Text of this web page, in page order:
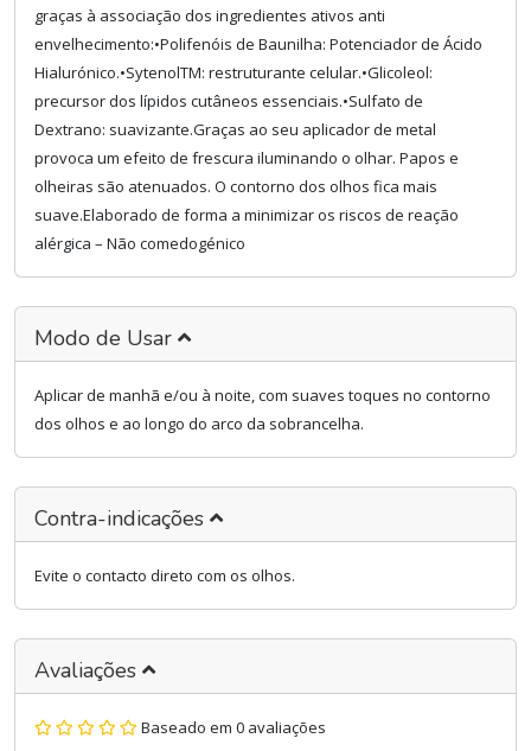
graças à associação dos ingredientes ativos anti
envelhecimento:•Polifenóis de Baunilha: Potenciador de Ácido
Hialurónico.•SytenolTM: restruturante celular.•Glicoleol:
precursor dos lípidos cutâneos essenciais.•Sulfato de
Dextrano: suavizante.Graças ao seu aplicador de metal
provoca um efeito de frescura iluminando o olhar. Papos e
olheiras são atenuados. O contorno dos olhos fica mais
suave.Elaborado de forma a minimizar os riscos de reação
alérgica – Não comedogénico
Modo de Usar
Aplicar de manhã e/ou à noite, com suaves toques no contorno
dos olhos e ao longo do arco da sobrancelha.
Contra-indicações
Evite o contacto direto com os olhos.
Avaliações
Baseado em 0 avaliações